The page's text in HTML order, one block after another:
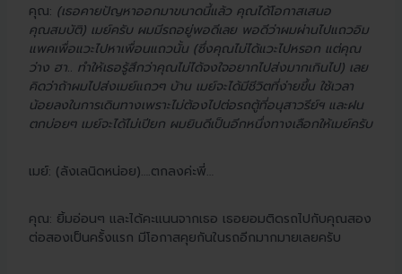
คุณ: (เธอคายปัญหาออกมาขนาดนี้แล้ว คุณได้โอกาสเสนอ
คุณสมบัติ) เมย์ครับ ผมมีรถอยู่พอดีเลย พอดีว่าผมผ่านไปแถวอิม
แพคเพื่อแวะไปหาเพื่อนแถวนั้น (ซึ่งคุณไม่ได้แวะไปหรอก แต่คุณ
ว่าง ฮา.. ทำให้เธอรู้สึกว่าคุณไม่ได้จงใจอยากไปส่งมากเกินไป) เลย
คิดว่าถ้าผมไปส่งเมย์แถวๆ บ้าน เมย์จะได้มีชีวิตที่ง่ายขึ้น ใช้เวลา
น้อยลงในการเดินทางเพราะไม่ต้องไปต่อรถตู้ที่อนุสาวรีย์ฯ และฝน
ตกบ่อยๆ เมย์จะได้ไม่เปียก ผมยินดีเป็นอีกหนึ่งทางเลือกให้เมย์ครับ
เมย์: (ลังเลนิดหน่อย)….ตกลงค่ะพี่…
คุณ: ยิ้มอ่อนๆ และได้คะแนนจากเธอ เธอยอมติดรถไปกับคุณสอง
ต่อสองเป็นครั้งแรก มีโอกาสคุยกันในรถอีกมากมายเลยครับ